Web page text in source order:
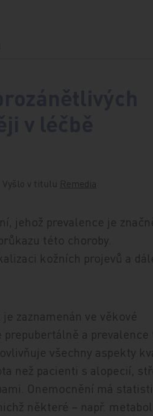
Vyšlo v titulu Remedia
jehož prevalence je
této choroby.
kožních projevů a
zaznamenán ve věkové
a prevalence
všechny aspekty
než pacienti s alopecií,
One­moc­ně­ní má
některé – např.